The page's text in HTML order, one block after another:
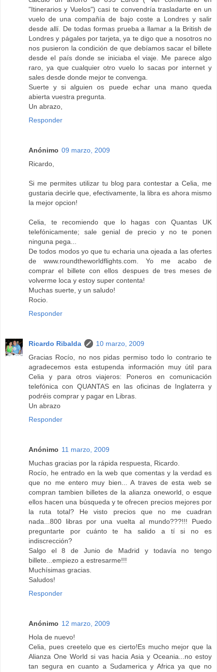
"Itinerarios y Vuelos") casi te convendría trasladarte en un
vuelo de una compañía de bajo coste a Londres y salir
desde allí. De todas formas prueba a llamar a la British de
Londres y págales por tarjeta, ya te digo que a nosotros no
nos pusieron la condición de que debíamos sacar el billete
desde el país donde se iniciaba el viaje. Me parece algo
raro, ya que cualquier otro vuelo lo sacas por internet y
sales desde donde mejor te convenga.
Suerte y si alguien os puede echar una mano queda
abierta vuestra pregunta.
Un abrazo,
Responder
Anónimo 09 marzo, 2009
Ricardo,
Si me permites utilizar tu blog para contestar a Celia, me
gustaria decirle que, efectivamente, la libra es ahora mismo
la mejor opcion!
Celia, te recomiendo que lo hagas con Quantas UK
telefónicamente; sale genial de precio y no te ponen
ninguna pega...
De todos modos yo que tu echaria una ojeada a las ofertes
de www.roundtheworldflights.com. Yo me acabo de
comprar el billete con ellos despues de tres meses de
volverme loca y estoy super contenta!
Muchas suerte, y un saludo!
Rocio.
Responder
Ricardo Ribalda
10 marzo, 2009
Gracias Rocío, no nos pidas permiso todo lo contrario te
agradecemos esta estupenda información muy útil para
Celia y para otros viajeros: Poneros en comunicación
telefónica con QUANTAS en las oficinas de Inglaterra y
podréis comprar y pagar en Libras.
Un abrazo
Responder
Anónimo 11 marzo, 2009
Muchas gracias por la rápida respuesta, Ricardo.
Rocío, he entrado en la web que comentas y la verdad es
que no me entero muy bien... A traves de esta web se
compran tambien billetes de la alianza oneworld, o esque
ellos hacen una búsqueda y te ofrecen precios mejores por
la ruta total? He visto precios que no me cuadran
nada...800 libras por una vuelta al mundo???!!! Puedo
preguntarte por cuánto te ha salido a tí si no es
indiscrección?
Salgo el 8 de Junio de Madrid y todavía no tengo
billete...empiezo a estresarme!!!
Muchísimas gracias.
Saludos!
Responder
Anónimo 12 marzo, 2009
Hola de nuevo!
Celia, pues creetelo que es cierto!Es mucho mejor que la
Alianza One World si vas hacia Asia y Oceania...no estoy
tan segura en cuanto a Sudamerica y Africa ya que no